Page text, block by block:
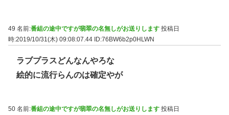
49 名前:番組の途中ですが翡翠の名無しがお送りします 投稿日
時:2019/10/31(木) 09:08:07.44 ID:76BW6b2p0HLWN
ラブプラスどんなんやろな
絵的に流行らんのは確定やが
50 名前:番組の途中ですが翡翠の名無しがお送りします 投稿日